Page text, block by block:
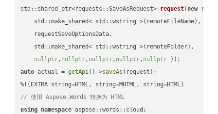
std::shared_ptr<requests::SaveAsRequest> request( new
    std::make_shared< std::wstring >(remoteFileName),
    requestSaveOptionsData,
    std::make_shared< std::wstring >(remoteFolder),
nullptr, nullptr, nullptr, nullptr, nullptr ))
auto actual = getApi()->saveAs (request);
// 使用 Aspose.Words 转换为 HTML
using namespace